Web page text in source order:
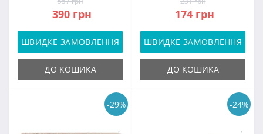
390 грн
ШВИДКЕ ЗАМОВЛЕННЯ
ДО КОШИКА
174 грн
ШВИДКЕ ЗАМОВЛЕННЯ
ДО КОШИКА
-29% -24%